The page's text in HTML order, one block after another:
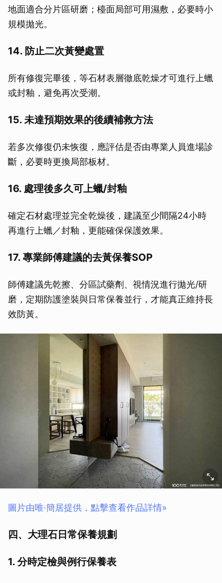
地面適合分片區研磨；檯面局部可用濕敷，必要時小
規模拋光。
14. 防止二次黃變處置
所有修復完畢後，等石材表層徹底乾燥才可進行上蠟
或封釉，避免再次受潮。
15. 未達預期效果的後續補救方法
若多次修復仍未恢復，應評估是否由專業人員進場診
斷，必要時更換局部板材。
16. 處理後多久可上蠟/封釉
確定石材處理並完全乾燥後，建議至少間隔24小時
再進行上蠟／封釉，更能確保保護效果。
17. 專業師傅建議的去黃保養SOP
師傅建議先乾擦、分區試藥劑、視情況進行拋光/研
磨，定期防護塗裝與日常保養並行，才能真正維持長
效防黃。
圖片由唯·簡居提供，點擊查看作品詳情»
四、大理石日常保養規劃
1. 分時定檢與例行保養表
取消